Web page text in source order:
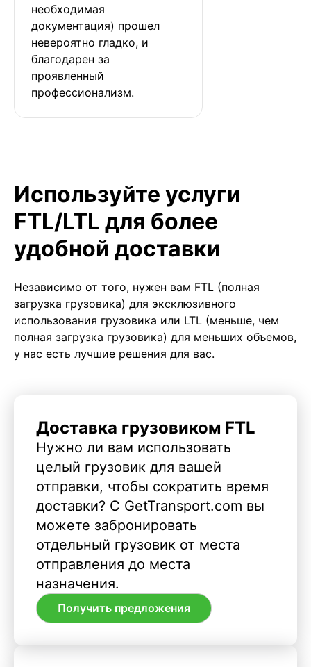
необходимая
документация) прошел
невероятно гладко, и
благодарен за
проявленный
профессионализм.
Используйте услуги
FTL/LTL для более
удобной доставки
Независимо от того, нужен вам FTL (полная
загрузка грузовика) для эксклюзивного
использования грузовика или LTL (меньше, чем
полная загрузка грузовика) для меньших объемов,
у нас есть лучшие решения для вас.
Доставка грузовиком FTL
Нужно ли вам использовать
целый грузовик для вашей
отправки, чтобы сократить время
доставки? С GetTransport.com вы
можете забронировать
отдельный грузовик от места
отправления до места
назначения.
Получить предложения